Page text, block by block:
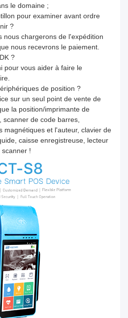
le domaine ;
pour examiner avant ordre
?
nous chargerons de l'expédition
nous recevrons le paiement.
?
pour vous aider à faire le
de position ?
sur un seul point de vente de
la position/imprimante de
scanner de code barres,
magnétiques et l'auteur, clavier de
caisse enregistreuse, lecteur
!